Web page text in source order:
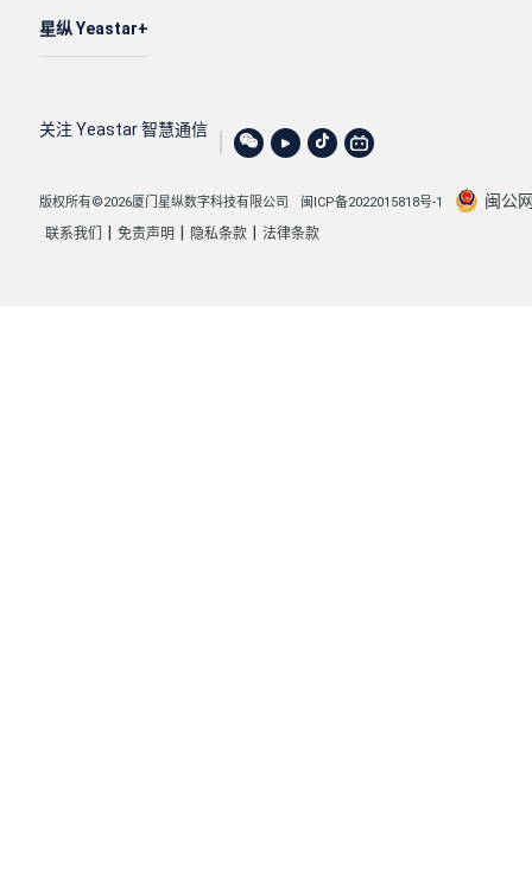
星纵 Yeastar
关注 Yeastar 智慧通信
版权所有©2026厦门星纵数字科技有限公司 闽ICP备2022015818号-1 闽公
联系我们 免责声明 隐私条款 法律条款